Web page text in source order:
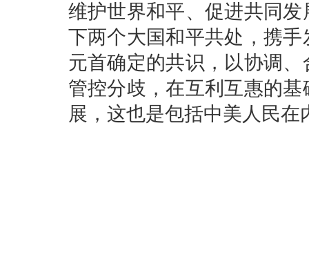
维护世界和平、促进共同
下两个大国和平共处，携
元首确定的共识，以协调
管控分歧，在互利互惠的
展，这也是包括中美人民